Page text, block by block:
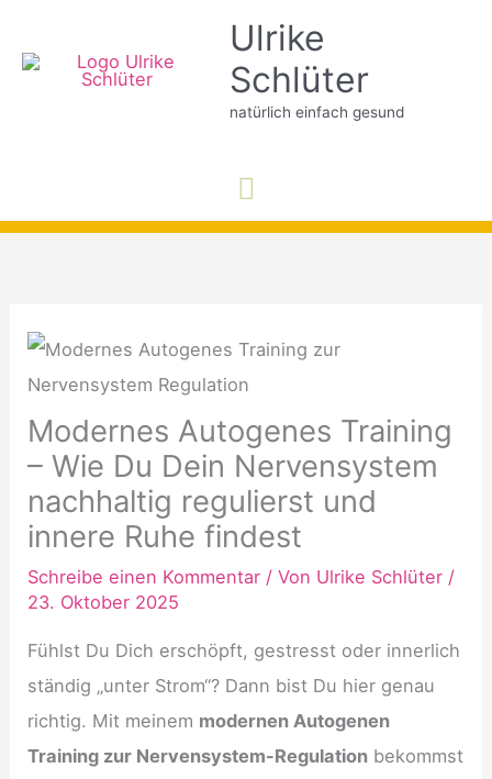
Inhalt
Ulrike
Schlüter
natürlich einfach gesund
Hauptmenü
Modernes Autogenes Training
– Wie Du Dein Nervensystem
nachhaltig regulierst und
innere Ruhe findest
Schreibe einen Kommentar / Von Ulrike Schlüter /
23. Oktober 2025
Fühlst Du Dich erschöpft, gestresst oder innerlich
ständig „unter Strom“? Dann bist Du hier genau
richtig. Mit meinem modernen Autogenen
Training zur Nervensystem-Regulation bekommst